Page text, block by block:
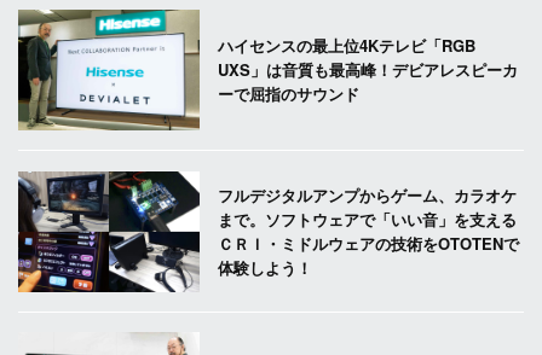
ハイセンスの最上位4Kテレビ「RGB
UXS」は音質も最高峰！デビアレスピーカ
ーで屈指のサウンド
フルデジタルアンプからゲーム、カラオケ
まで。ソフトウェアで「いい音」を支える
ＣＲＩ・ミドルウェアの技術をOTOTENで
体験しよう！